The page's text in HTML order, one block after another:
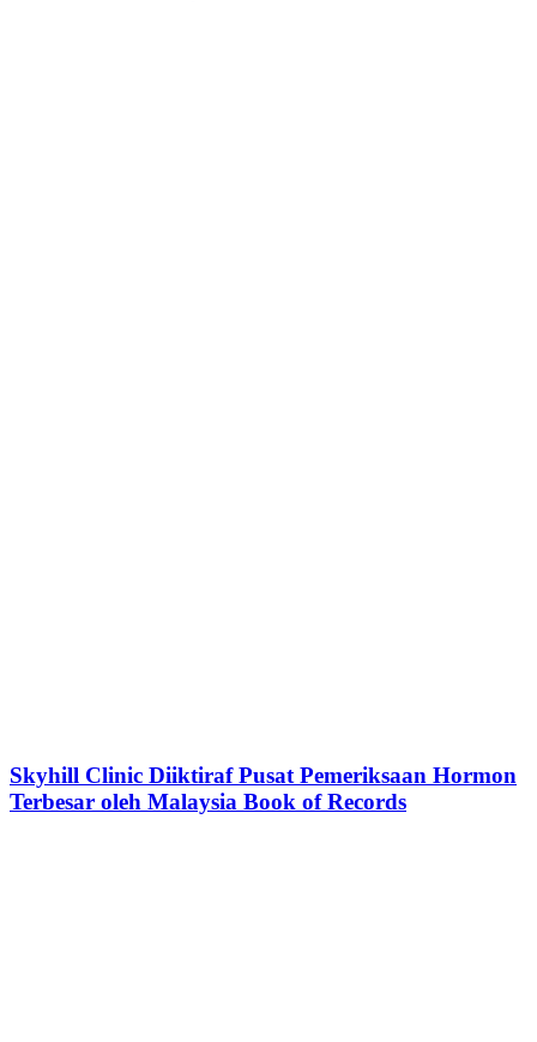
Skyhill Clinic Diiktiraf Pusat Pemeriksaan Hormon
Terbesar oleh Malaysia Book of Records